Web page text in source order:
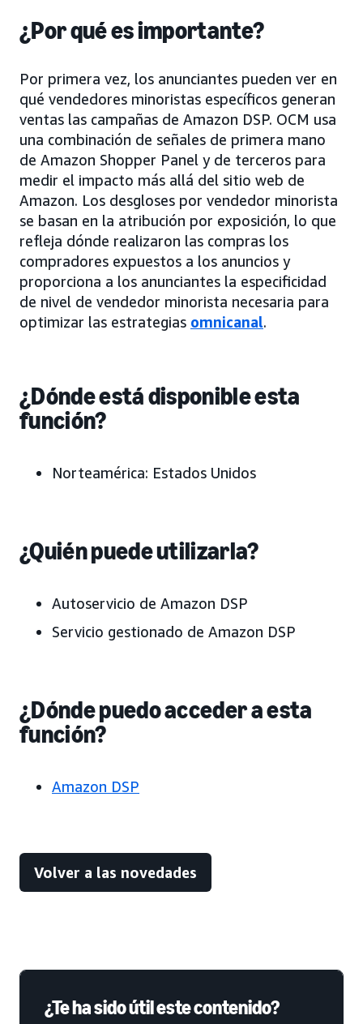
¿Por qué es importante?
Por primera vez, los anunciantes pueden ver en
qué vendedores minoristas específicos generan
ventas las campañas de Amazon DSP. OCM usa
una combinación de señales de primera mano
de Amazon Shopper Panel y de terceros para
medir el impacto más allá del sitio web de
Amazon. Los desgloses por vendedor minorista
se basan en la atribución por exposición, lo que
refleja dónde realizaron las compras los
compradores expuestos a los anuncios y
proporciona a los anunciantes la especificidad
de nivel de vendedor minorista necesaria para
optimizar las estrategias omnicanal.
¿Dónde está disponible esta
función?
Norteamérica: Estados Unidos
¿Quién puede utilizarla?
Autoservicio de Amazon DSP
Servicio gestionado de Amazon DSP
¿Dónde puedo acceder a esta
función?
Amazon DSP
Volver a las novedades
¿Te ha sido útil este contenido?